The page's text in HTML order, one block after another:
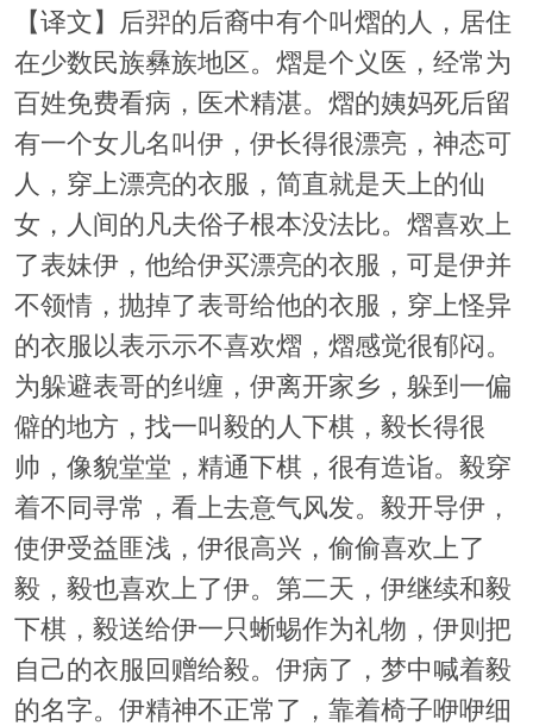
【译文】后羿的后裔中有个叫熠的人，居住
在少数民族彝族地区。熠是个义医，经常为
百姓免费看病，医术精湛。熠的姨妈死后留
有一个女儿名叫伊，伊长得很漂亮，神态可
人，穿上漂亮的衣服，简直就是天上的仙
女，人间的凡夫俗子根本没法比。熠喜欢上
了表妹伊，他给伊买漂亮的衣服，可是伊并
不领情，抛掉了表哥给他的衣服，穿上怪异
的衣服以表示示不喜欢熠，熠感觉很郁闷。
为躲避表哥的纠缠，伊离开家乡，躲到一偏
僻的地方，找一叫毅的人下棋，毅长得很
帅，像貌堂堂，精通下棋，很有造诣。毅穿
着不同寻常，看上去意气风发。毅开导伊，
使伊受益匪浅，伊很高兴，偷偷喜欢上了
毅，毅也喜欢上了伊。第二天，伊继续和毅
下棋，毅送给伊一只蜥蜴作为礼物，伊则把
自己的衣服回赠给毅。伊病了，梦中喊着毅
的名字。伊精神不正常了，靠着椅子咿咿细